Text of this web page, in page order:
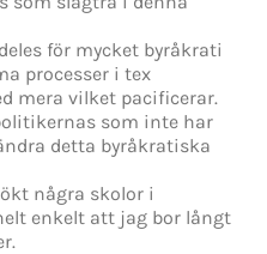
för mycket byråkrati
processer i tex
mera vilket pacificerar.
som inte har
detta byråkratiska
några skolor i
enkelt att jag bor långt